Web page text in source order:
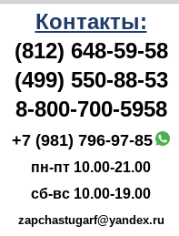
Контакты:
(812) 648-59-58
(499) 550-88-53
8-800-700-5958
+7 (981) 796-97-85
пн-пт 10.00-21.00
сб-вс 10.00-19.00
zapchastugarf@yandex.ru